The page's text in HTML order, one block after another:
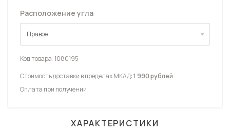
Расположение угла
Правое
Правое
Код товара:1080195
Стоимость доставки в пределах МКАД:1 990 рублей
Оплата при получении
ХАРАКТЕРИСТИКИ